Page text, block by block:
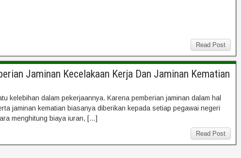
Read Post
Jaminan Kecelakaan Kerja Dan Jaminan Kematian
kelebihan dalam pekerjaannya. Karena pemberian jaminan dalam hal
jaminan kematian biasanya diberikan kepada setiap pegawai negeri
menghitung biaya iuran, […]
Read Post